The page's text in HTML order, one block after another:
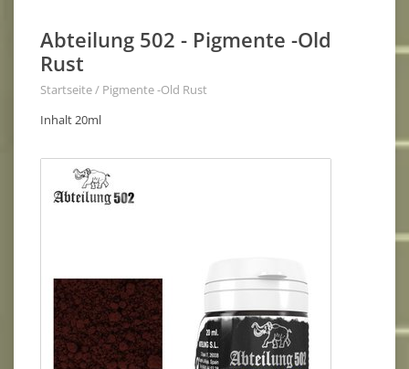
Abteilung 502 - Pigmente -Old
Rust
Startseite/ Pigmente -Old Rust
Inhalt 20ml